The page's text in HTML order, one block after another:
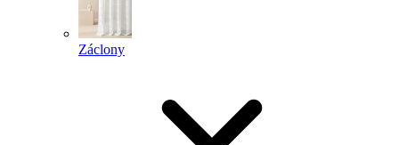
Záclony